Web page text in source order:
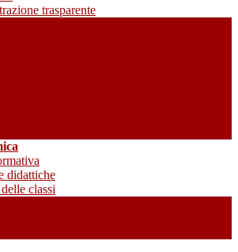
trasparente
didattiche
classi